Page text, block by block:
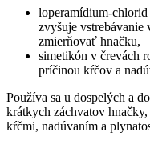
loperamídium-
zvyšuje vstrebávanie
zmierňovať hnačku,
simetikón v črevách
príčinou kŕčov a
Používa sa u dospelých a
krátkych záchvatov
kŕčmi, nadúvaním a